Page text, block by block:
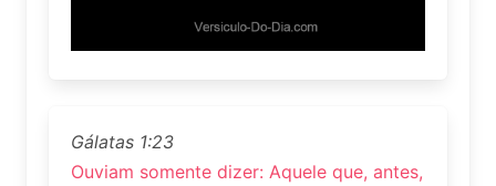
Gálatas 1:23
Ouviam somente dizer: Aquele que, antes,